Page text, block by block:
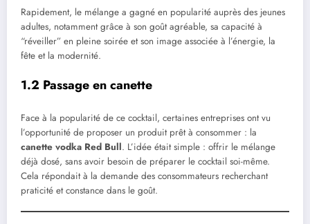
Rapidement, le mélange a gagné en popularité auprès des jeunes
adultes, notamment grâce à son goût agréable, sa capacité à
“réveiller” en pleine soirée et son image associée à l’énergie, la
fête et la modernité.
1.2 Passage en canette
Face à la popularité de ce cocktail, certaines entreprises ont vu
l’opportunité de proposer un produit prêt à consommer : la
canette vodka Red Bull. L’idée était simple : offrir le mélange
déjà dosé, sans avoir besoin de préparer le cocktail soi-même.
Cela répondait à la demande des consommateurs recherchant
praticité et constance dans le goût.